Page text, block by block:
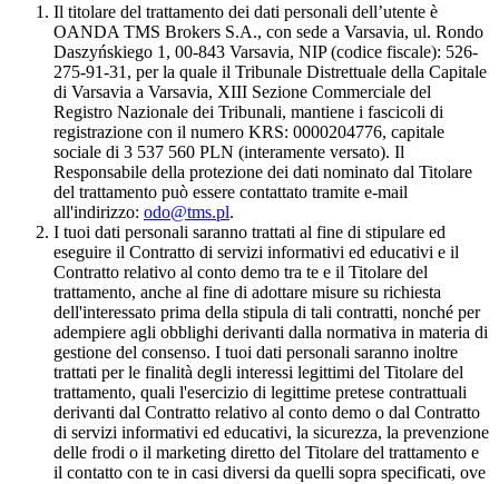
Il titolare del trattamento dei dati personali dell’utente è
OANDA TMS Brokers S.A., con sede a Varsavia, ul. Rondo
Daszyńskiego 1, 00-843 Varsavia, NIP (codice fiscale): 526-
275-91-31, per la quale il Tribunale Distrettuale della Capitale
di Varsavia a Varsavia, XIII Sezione Commerciale del
Registro Nazionale dei Tribunali, mantiene i fascicoli di
registrazione con il numero KRS: 0000204776, capitale
sociale di 3 537 560 PLN (interamente versato). Il
Responsabile della protezione dei dati nominato dal Titolare
del trattamento può essere contattato tramite e-mail
all'indirizzo: odo@tms.pl.
I tuoi dati personali saranno trattati al fine di stipulare ed
eseguire il Contratto di servizi informativi ed educativi e il
Contratto relativo al conto demo tra te e il Titolare del
trattamento, anche al fine di adottare misure su richiesta
dell'interessato prima della stipula di tali contratti, nonché per
adempiere agli obblighi derivanti dalla normativa in materia di
gestione del consenso. I tuoi dati personali saranno inoltre
trattati per le finalità degli interessi legittimi del Titolare del
trattamento, quali l'esercizio di legittime pretese contrattuali
derivanti dal Contratto relativo al conto demo o dal Contratto
di servizi informativi ed educativi, la sicurezza, la prevenzione
delle frodi o il marketing diretto del Titolare del trattamento e
il contatto con te in casi diversi da quelli sopra specificati, ove